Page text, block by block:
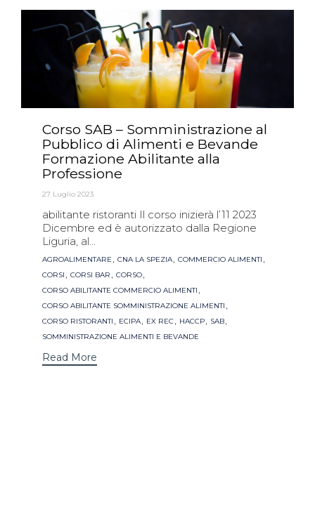
Corso SAB – Somministrazione al
Pubblico di Alimenti e Bevande
Formazione Abilitante alla
Professione
27 Luglio 2023
abilitante ristoranti Il corso inizierà l’11 2023
Dicembre ed è autorizzato dalla Regione
Liguria, al...
Tags
AGROALIMENTARE , CNA LA SPEZIA, COMMERCIO ALIMENTI ,
CORSI , CORSI BAR , CORSO,
CORSO ABILITANTE COMMERCIO ALIMENTI ,
CORSO ABILITANTE SOMMINISTRAZIONE ALIMENTI ,
CORSO RISTORANTI , ECIPA, EX REC , HACCP, SAB,
SOMMINISTRAZIONE ALIMENTI E BEVANDE
Read More